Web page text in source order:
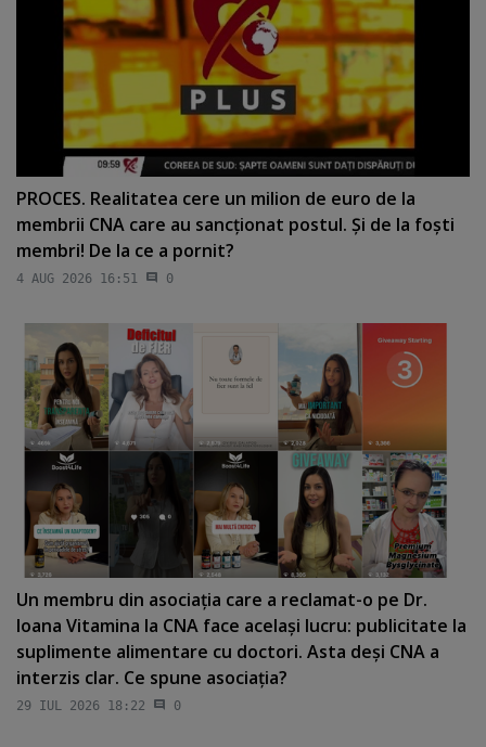
PROCES. Realitatea cere un milion de euro de la
membrii CNA care au sancţionat postul. Şi de la foşti
membri! De la ce a pornit?
4 AUG 2026 16:51 0
Un membru din asociaţia care a reclamat-o pe Dr.
Ioana Vitamina la CNA face acelaşi lucru: publicitate la
suplimente alimentare cu doctori. Asta deşi CNA a
interzis clar. Ce spune asociaţia?
29 IUL 2026 18:22 0